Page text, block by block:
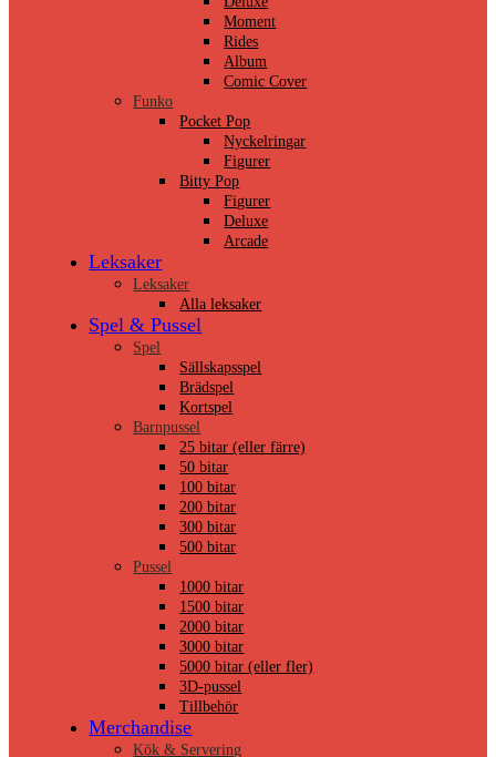
Moment
Rides
Album
Comic Cover
Funko
Pocket Pop
Nyckelringar
Figurer
Bitty Pop
Figurer
Deluxe
Arcade
Leksaker
Leksaker
Alla leksaker
Spel & Pussel
Spel
Sällskapsspel
Brädspel
Kortspel
Barnpussel
25 bitar (eller färre)
50 bitar
100 bitar
200 bitar
300 bitar
500 bitar
Pussel
1000 bitar
1500 bitar
2000 bitar
3000 bitar
5000 bitar (eller fler)
3D-pussel
Tillbehör
Merchandise
Kök & Servering